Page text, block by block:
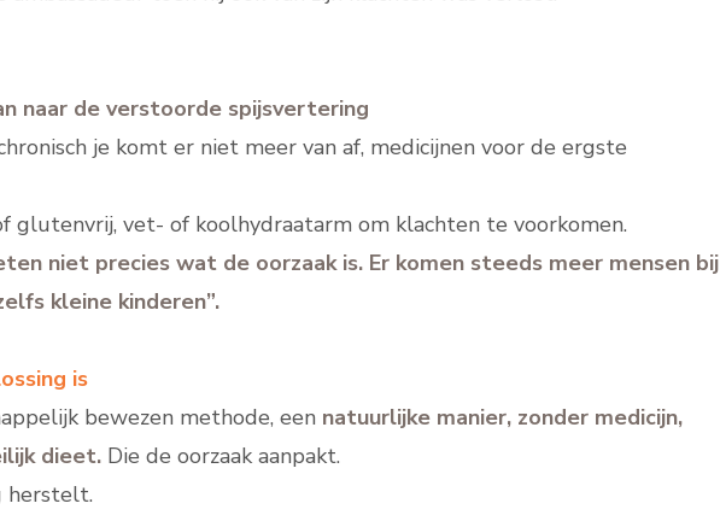
naar de verstoorde spijsvertering
je komt er niet meer van af, medicijnen voor de ergste
glutenvrij, vet- of koolhydraatarm om klachten te voorkomen.
niet precies wat de oorzaak is. Er komen steeds meer mensen bij
kleine kinderen”.
is
bewezen methode, een natuurlijke manier, zonder medicijn,
dieet. Die de oorzaak aanpakt.
herstelt.